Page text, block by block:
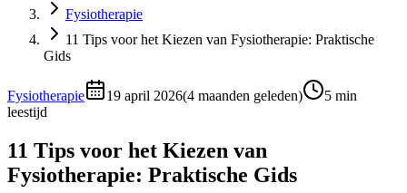
Fysiotherapie
11 Tips voor het Kiezen van Fysiotherapie: Praktische
Gids
Fysiotherapie 19 april 2026(4 maanden geleden) 5 min
leestijd
11 Tips voor het Kiezen van
Fysiotherapie: Praktische Gids